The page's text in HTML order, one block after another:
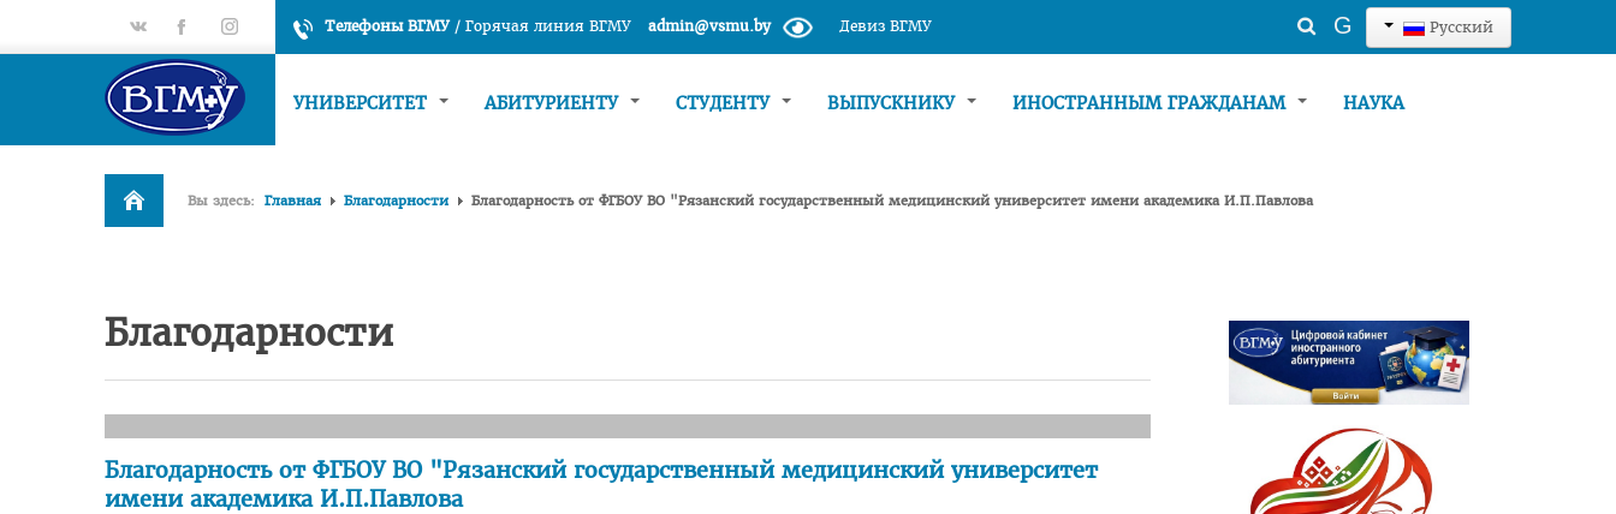
Телефоны ВГМУ/ Горячая линия ВГМУ Девиз ВГМУ
admin@vsmu.by Русский
Искать... G
gp fb tt
УНИВЕРСИТЕТ АБИТУРИЕНТУ СТУДЕНТУ ВЫПУСКНИКУ ИНОСТРАННЫМ ГРАЖДАНАМ НАУКА
Вы здесь: Главная Благодарности Благодарность от ФГБОУ ВО "Рязанский государственный медицинский университет имени академика И.П.Павлова
Благодарности
Благодарность от ФГБОУ ВО "Рязанский государственный медицинский университет
имени академика И.П.Павлова